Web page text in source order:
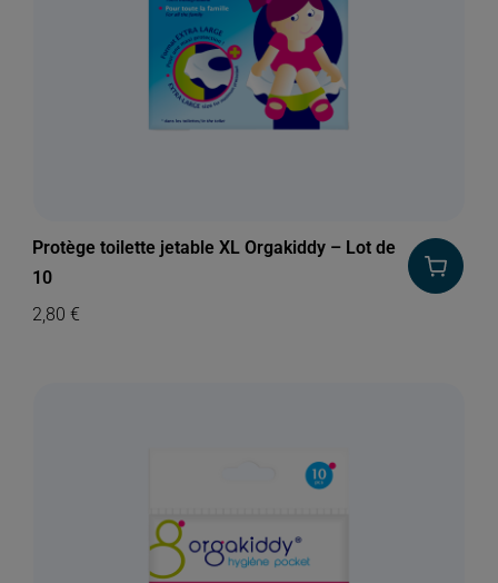
Protège toilette jetable XL Orgakiddy – Lot de
10
2,80€